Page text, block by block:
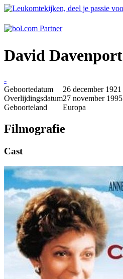
David Davenport
-
Geboortedatum
26 december 1921
Overlijdingsdatum27 november 1995
Geboorteland
Europa
Filmografie
Cast